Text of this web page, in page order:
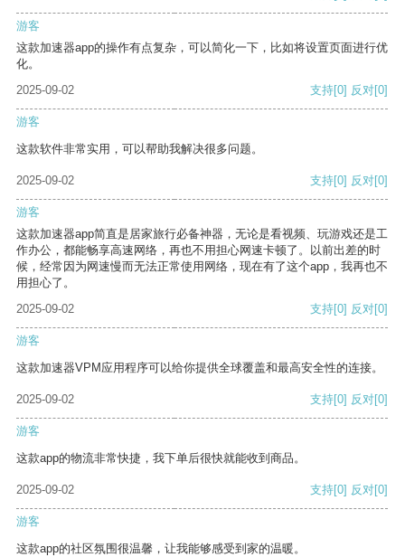
游客
这款加速器app的操作有点复杂，可以简化一下，比如将设置页面进行优
化。
2025-09-02
支持[0] 反对[0]
游客
这款软件非常实用，可以帮助我解决很多问题。
2025-09-02 支持[0] 反对[0]
游客
这款加速器app简直是居家旅行必备神器，无论是看视频、玩游戏还是工
作办公，都能畅享高速网络，再也不用担心网速卡顿了。以前出差的时
候，经常因为网速慢而无法正常使用网络，现在有了这个app，我再也不
用担心了。
2025-09-02
支持[0] 反对[0]
游客
这款加速器VPM应用程序可以给你提供全球覆盖和最高安全性的连接。
2025-09-02 支持[0] 反对[0]
游客
这款app的物流非常快捷，我下单后很快就能收到商品。
2025-09-02 支持[0] 反对[0]
游客
这款app的社区氛围很温馨，让我能够感受到家的温暖。